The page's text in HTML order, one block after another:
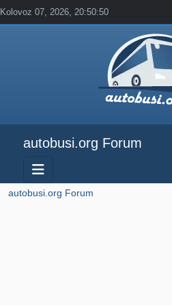
Kolovoz 07, 2026, 20:50:50
autobusi.org Forum
autobusi.org Forum